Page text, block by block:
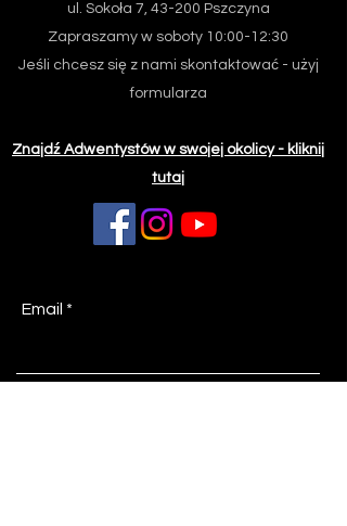
ul. Sokoła 7, 43-200 Pszczyna
Zapraszamy w soboty 10:00-12:30
Jeśli chcesz się z nami skontaktować - użyj
formularza
Znajdź Adwentystów w swojej okolicy - kliknij
tutaj
Email